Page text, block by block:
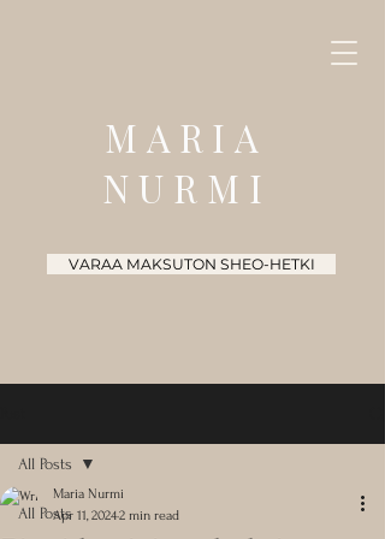
MARIA
NURMI
VARAA MAKSUTON SHEO-HETKI
All Posts
All Posts
Maria Nurmi
Apr 11, 20242 min read